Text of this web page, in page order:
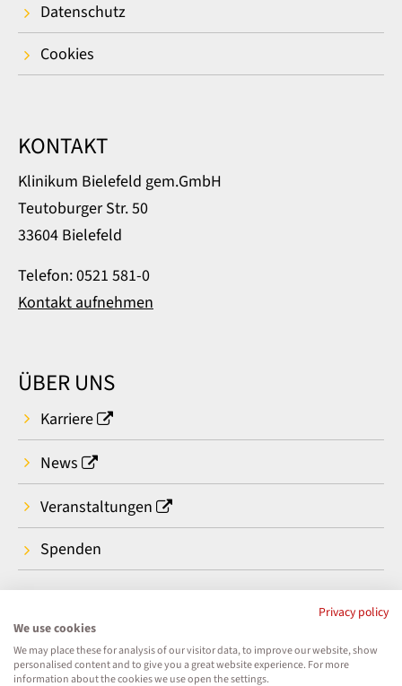
Datenschutz
Cookies
KONTAKT
Klinikum Bielefeld gem.GmbH
Teutoburger Str. 50
33604 Bielefeld
Telefon: 0521 581-0
Kontakt aufnehmen
ÜBER UNS
Karriere
News
Veranstaltungen
Spenden
Privacy policy
We use cookies
We may place these for analysis of our visitor data, to improve our website, show
personalised content and to give you a great website experience. For more
information about the cookies we use open the settings.